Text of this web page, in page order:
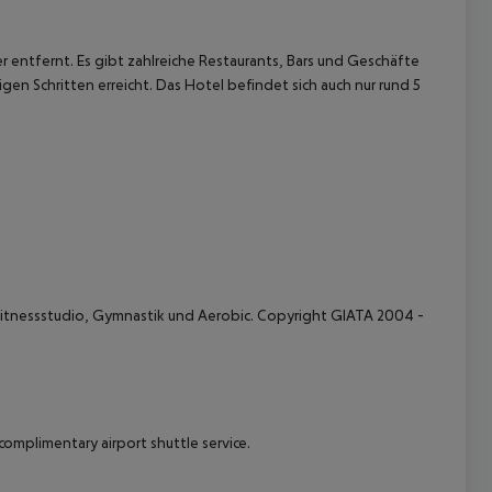
Es gibt zahlreiche Restaurants, Bars und Geschäfte
Schritten erreicht. Das Hotel befindet sich auch nur rund 5
Gymnastik und Aerobic. Copyright GIATA 2004 -
airport shuttle service.